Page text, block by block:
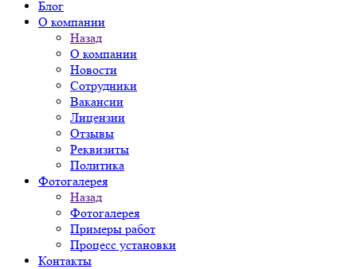
Блог
О компании
Назад
О компании
Новости
Сотрудники
Вакансии
Лицензии
Отзывы
Реквизиты
Политика
Фотогалерея
Назад
Фотогалерея
Примеры работ
Процесс установки
Контакты